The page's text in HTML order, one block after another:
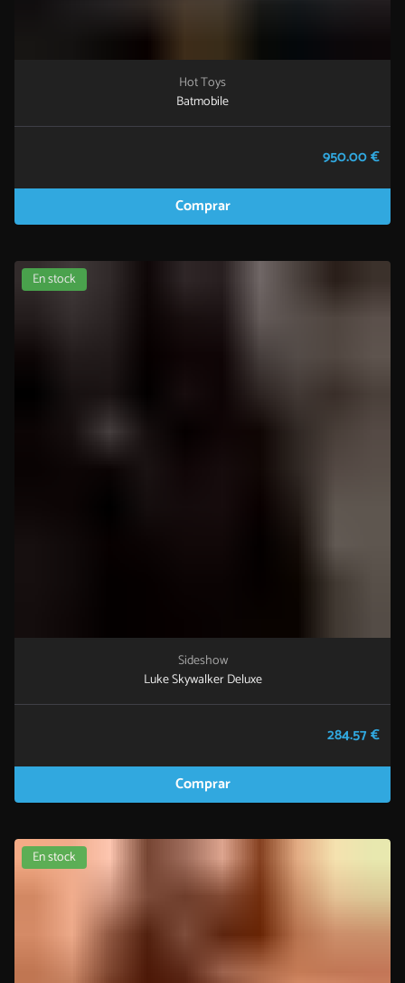
Hot Toys
Batmobile
950.00 €
Comprar
En stock
Sideshow
Luke Skywalker Deluxe
284.57 €
Comprar
En stock